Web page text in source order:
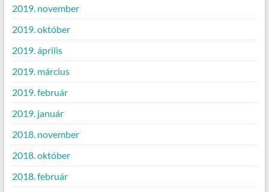
2019. november
2019. október
2019. április
2019. március
2019. február
2019. január
2018. november
2018. október
2018. február